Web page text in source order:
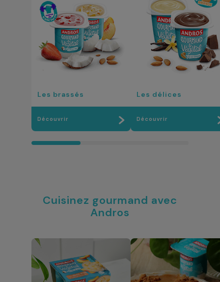
Les brassés
Découvrir
Les délices
Découvrir
Cuisinez gourmand avec
Andros